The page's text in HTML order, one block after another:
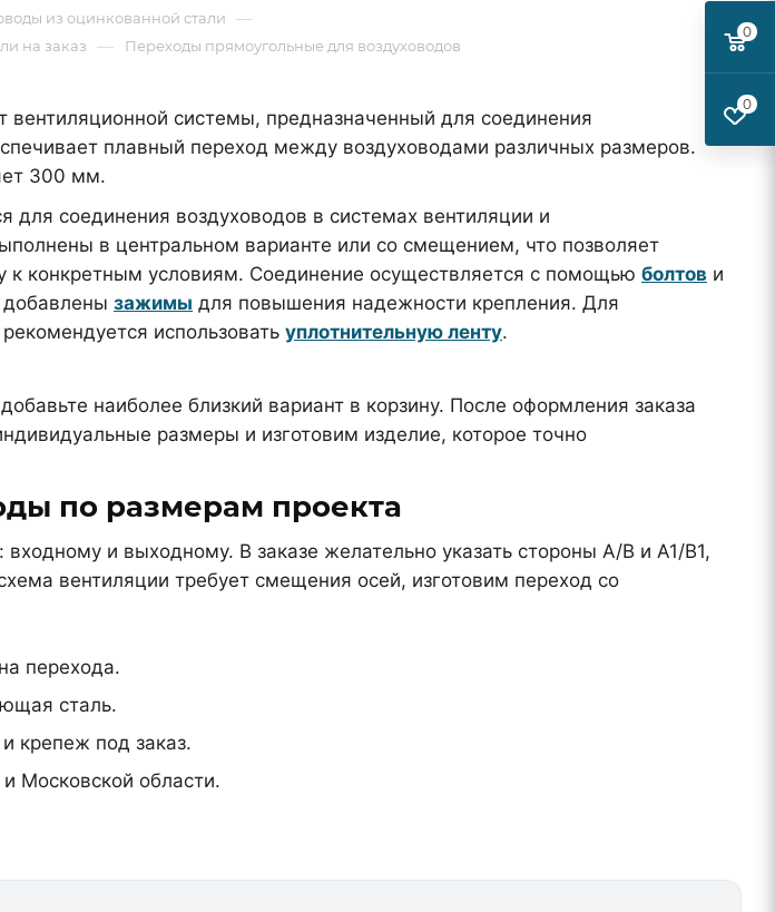
из оцинкованной стали —
на заказ — Переходы прямоугольные для воздуховодов
системы, предназначенный для соединения
плавный переход между воздуховодами различных размеров.
300 мм.
для соединения воздуховодов в системах вентиляции и
в центральном варианте или со смещением, что позволяет
к конкретным условиям. Соединение осуществляется с помощью болтов и
добавлены зажимы для повышения надежности крепления. Для
использовать уплотнительную ленту.
наиболее близкий вариант в корзину. После оформления заказа
размеры и изготовим изделие, которое точно
по размерам проекта
и выходному. В заказе желательно указать стороны A/B и A1/B1,
вентиляции требует смещения осей, изготовим переход со
перехода.
сталь.
крепеж под заказ.
Московской области.
0
0